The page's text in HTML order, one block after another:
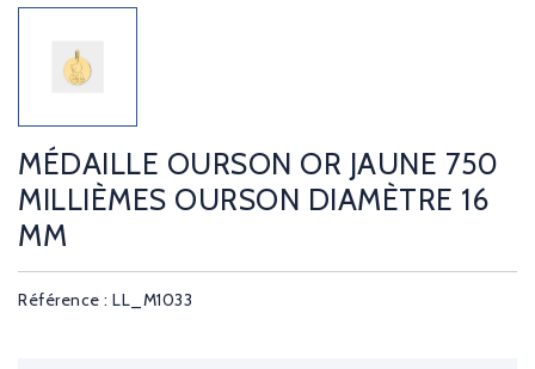
MÉDAILLE OURSON OR JAUNE 750
MILLIÈMES OURSON DIAMÈTRE 16
MM
Référence : LL_M1033